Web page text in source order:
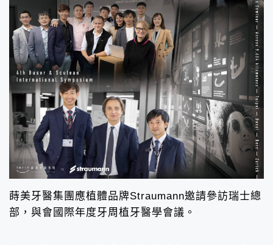
蒔美牙醫集團應植體品牌Straumann邀請參訪瑞士總
部，與會國際年度牙周植牙醫學會議。